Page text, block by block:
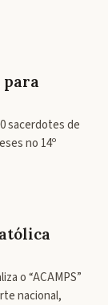
para
sacerdotes de
no 14º
o “ACAMPS”
nacional,